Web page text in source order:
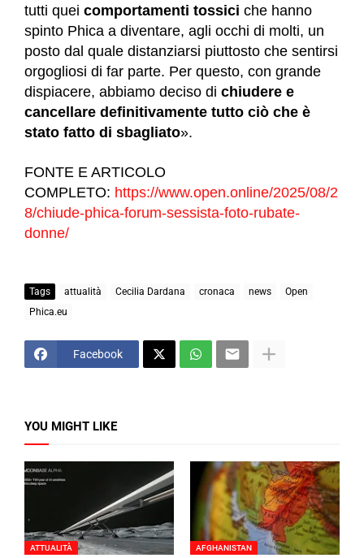
tutti quei comportamenti tossici che hanno
spinto Phica a diventare, agli occhi di molti, un
posto dal quale distanziarsi piuttosto che sentirsi
orgogliosi di far parte. Per questo, con grande
dispiacere, abbiamo deciso di chiudere e
cancellare definitivamente tutto ciò che è
stato fatto di sbagliato».
FONTE E ARTICOLO
COMPLETO: https://www.open.online/2025/08/2
8/chiude-phica-forum-sessista-foto-rubate-
donne/
Tags attualità Cecilia Dardana cronaca news
Open
Phica.eu
Facebook
YOU MIGHT LIKE
ATTUALITÀ AFGHANISTAN